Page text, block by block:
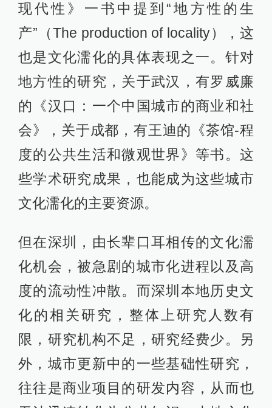
现代性》一书中提到“地方性的生
产”（The production of locality），这
也是文化濡化的具体表现之一。针对
地方性的研究，关于武汉，有罗威廉
的《汉口：一个中国城市的商业和社
会》，关于成都，有王迪的《茶馆-程
度的公共生活和微观世界》等书。这
些学术研究成果，也能成为这些城市
文化濡化的主要资源。
但在深圳，由长辈口耳相传的文化濡
化机会，被急剧的城市化进程以及高
度的流动性冲散。而深圳本地历史文
化的相关研究，整体上研究人数有
限，研究机构不足，研究经费少。另
外，城市更新中的一些基础性研究，
往往是商业项目的研发内容，从而也